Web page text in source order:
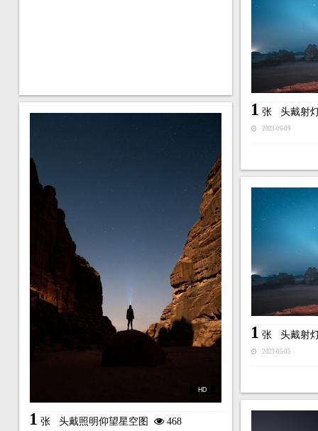
1 张 头戴射
2023-06-09
HD
1 张 头戴照明仰望星空图 468
1 张 头戴射
2023-05-05